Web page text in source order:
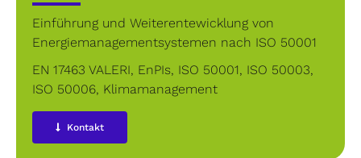
Einführung und Weiterentewicklung von
Energiemanagementsystemen nach ISO 50001
EN 17463 VALERI, EnPIs, ISO 50001, ISO 50003,
ISO 50006, Klimamanagement
Kontakt